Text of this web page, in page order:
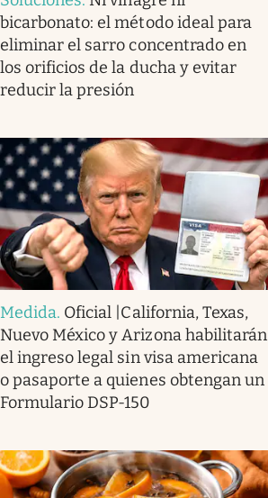
bicarbonato: el método ideal para
eliminar el sarro concentrado en
los orificios de la ducha y evitar
reducir la presión
Medida. Oficial |California, Texas,
Nuevo México y Arizona habilitarán
el ingreso legal sin visa americana
o pasaporte a quienes obtengan un
Formulario DSP-150